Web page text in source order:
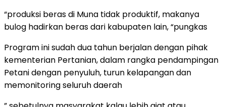
“produksi beras di Muna tidak produktif, makanya
bulog hadirkan beras dari kabupaten lain, “pungkas
Program ini sudah dua tahun berjalan dengan pihak
kementerian Pertanian, dalam rangka pendampingan
Petani dengan penyuluh, turun kelapangan dan
memonitoring seluruh daerah